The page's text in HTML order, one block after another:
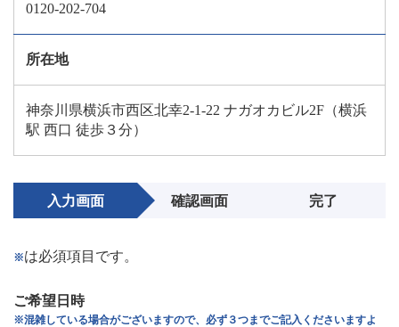
0120-202-704
所在地
神奈川県横浜市西区北幸2-1-22 ナガオカビル2F（横浜
駅 西口 徒歩３分）
入力画面 確認画面 完了
※は必須項目です。
ご希望日時
※混雑している場合がございますので、必ず３つまでご記入くださいますよ